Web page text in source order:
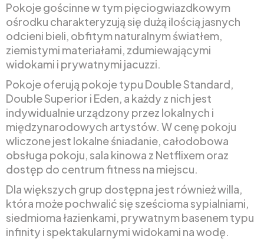
Pokoje gościnne w tym pięciogwiazdkowym
ośrodku charakteryzują się dużą ilością jasnych
odcieni bieli, obfitym naturalnym światłem,
ziemistymi materiałami, zdumiewającymi
widokami i prywatnymi jacuzzi.
Pokoje oferują pokoje typu Double Standard,
Double Superior i Eden, a każdy z nich jest
indywidualnie urządzony przez lokalnych i
międzynarodowych artystów. W cenę pokoju
wliczone jest lokalne śniadanie, całodobowa
obsługa pokoju, sala kinowa z Netflixem oraz
dostęp do centrum fitness na miejscu.
Dla większych grup dostępna jest również willa,
która może pochwalić się sześcioma sypialniami,
siedmioma łazienkami, prywatnym basenem typu
infinity i spektakularnymi widokami na wodę.